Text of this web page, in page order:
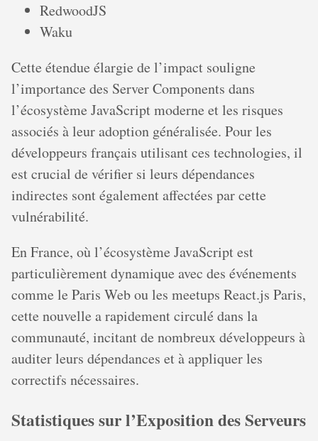
RedwoodJS
Waku
Cette étendue élargie de l’impact souligne
l’importance des Server Components dans
l’écosystème JavaScript moderne et les risques
associés à leur adoption généralisée. Pour les
développeurs français utilisant ces technologies, il
est crucial de vérifier si leurs dépendances
indirectes sont également affectées par cette
vulnérabilité.
En France, où l’écosystème JavaScript est
particulièrement dynamique avec des événements
comme le Paris Web ou les meetups React.js Paris,
cette nouvelle a rapidement circulé dans la
communauté, incitant de nombreux développeurs à
auditer leurs dépendances et à appliquer les
correctifs nécessaires.
Statistiques sur l’Exposition des Serveurs